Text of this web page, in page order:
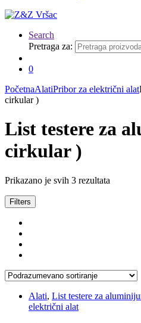
Search
Pretraga za:
0
PočetnaAlatiPribor za električni alat
cirkular )
List testere za
cirkular )
Prikazano je svih 3 rezultata
Filters
Alati, List testere za
električni alat